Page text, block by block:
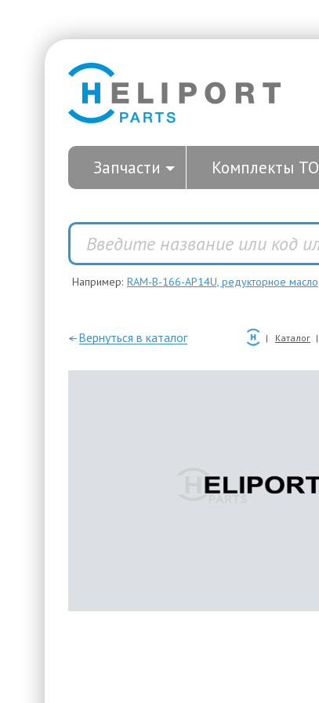
Запчасти Комплекты ТО
Например: RAM-B-166-AP14U, редукторное масло
—Вернуться в каталог Каталог